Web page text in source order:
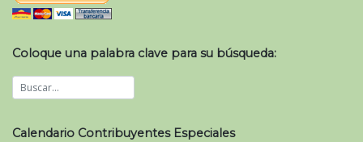
Coloque una palabra clave para su búsqueda:
Calendario Contribuyentes Especiales